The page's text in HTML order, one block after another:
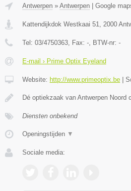
Antwerpen » Antwerpen Google
Kattendijkdok Westkaai 51, 2000
Tel: 03/4750363, Fax: -, BTW-nr: -
E-mail › Prime Optix Eyeland
Website: http://www.primeoptix.be
Dé optiekzaak van Antwerpen Noord
Diensten onbekend
Openingstijden ▼
Sociale media: